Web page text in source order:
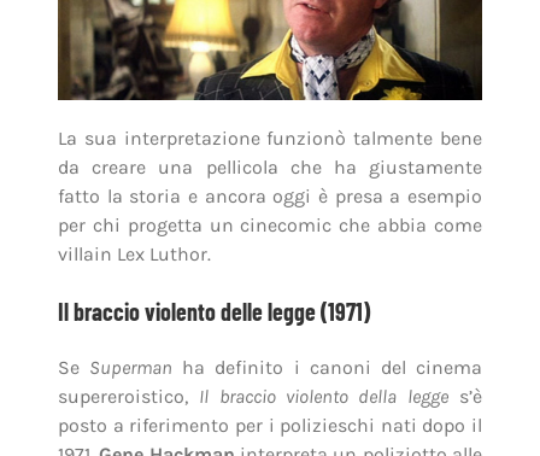
La sua interpretazione funzionò talmente bene
da creare una pellicola che ha giustamente
fatto la storia e ancora oggi è presa a esempio
per chi progetta un cinecomic che abbia come
villain Lex Luthor.
Il braccio violento delle legge (1971)
Se Superman ha definito i canoni del cinema
supereroistico, Il braccio violento della legges’è
posto a riferimento per i polizieschi nati dopo il